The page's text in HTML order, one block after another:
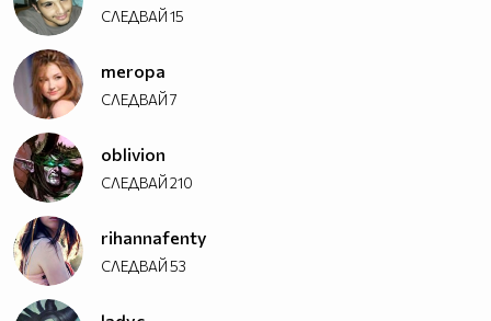
СЛЕДВАЙ15
meropa
СЛЕДВАЙ7
oblivion
СЛЕДВАЙ210
rihannafenty
СЛЕДВАЙ53